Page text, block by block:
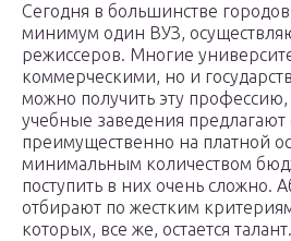
Сегодня в большинстве городов
минимум один ВУЗ,
режиссеров. Многие
коммерческими, но и
можно получить эту профессию,
учебные заведения предлагают
преимущественно на платной
минимальным количеством
поступить в них очень сложно.
отбирают по жестким
которых, все же, остается талант.